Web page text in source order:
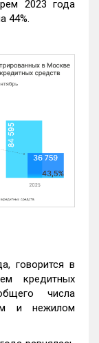
2023 года
44%.
говорится в
кредитных
числа
и нежилом